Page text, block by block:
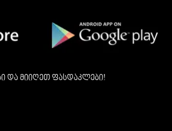
და მიიღეთ ფასდაკლები!